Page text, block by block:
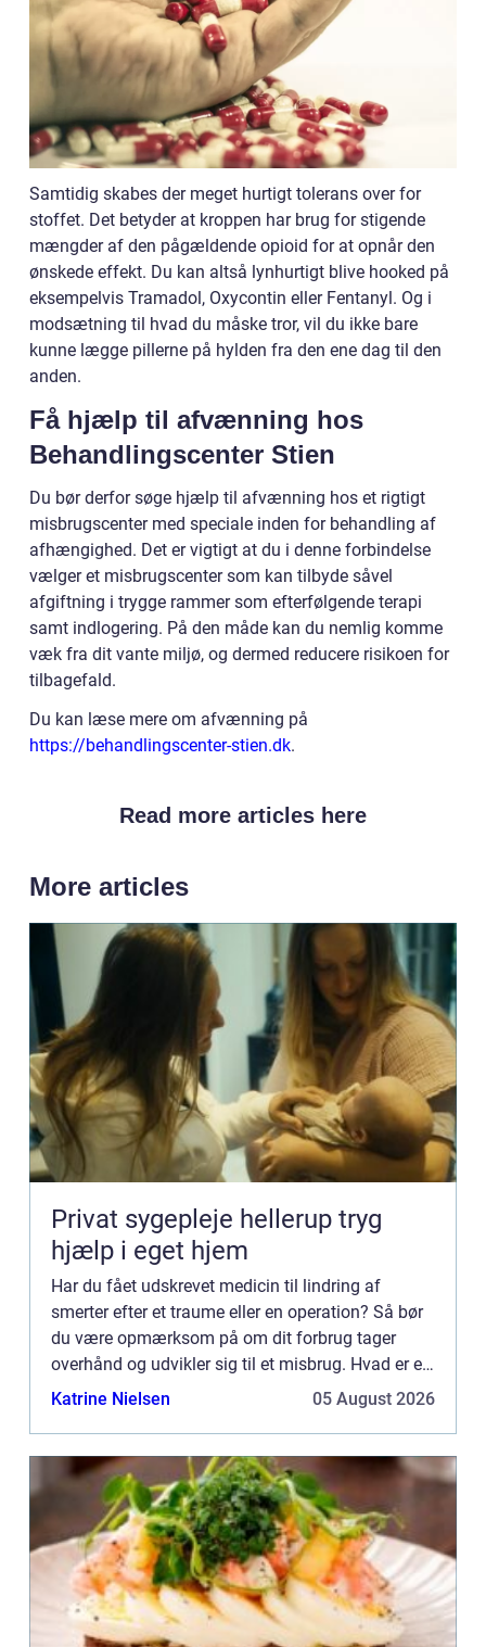
Samtidig skabes der meget hurtigt tolerans over for
stoffet. Det betyder at kroppen har brug for stigende
mængder af den pågældende opioid for at opnår den
ønskede effekt. Du kan altså lynhurtigt blive hooked på
eksempelvis Tramadol, Oxycontin eller Fentanyl. Og i
modsætning til hvad du måske tror, vil du ikke bare
kunne lægge pillerne på hylden fra den ene dag til den
anden.
Få hjælp til afvænning hos
Behandlingscenter Stien
Du bør derfor søge hjælp til afvænning hos et rigtigt
misbrugscenter med speciale inden for behandling af
afhængighed. Det er vigtigt at du i denne forbindelse
vælger et misbrugscenter som kan tilbyde såvel
afgiftning i trygge rammer som efterfølgende terapi
samt indlogering. På den måde kan du nemlig komme
væk fra dit vante miljø, og dermed reducere risikoen for
tilbagefald.
Du kan læse mere om afvænning på
https://behandlingscenter-stien.dk.
Read more articles here
More articles
Privat sygepleje hellerup tryg
hjælp i eget hjem
Har du fået udskrevet medicin til lindring af
smerter efter et traume eller en operation? Så bør
du være opmærksom på om dit forbrug tager
overhånd og udvikler sig til et misbrug. Hvad er et
misbrug? Måske er du i tvivl om hvorvidt du har
Katrine Nielsen 05 August 2026